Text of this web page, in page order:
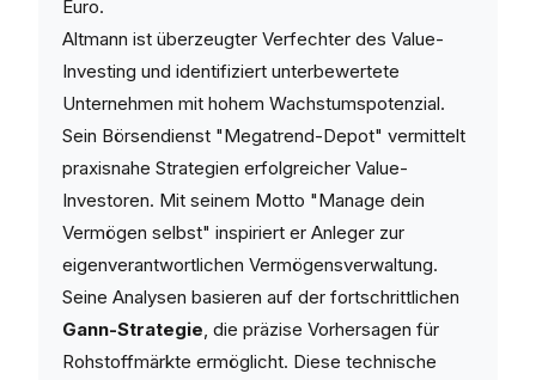
Euro.
Altmann ist überzeugter Verfechter des Value-
Investing und identifiziert unterbewertete
Unternehmen mit hohem Wachstumspotenzial.
Sein Börsendienst "Megatrend-Depot" vermittelt
praxisnahe Strategien erfolgreicher Value-
Investoren. Mit seinem Motto "Manage dein
Vermögen selbst" inspiriert er Anleger zur
eigenverantwortlichen Vermögensverwaltung.
Seine Analysen basieren auf der fortschrittlichen
Gann-Strategie , die präzise Vorhersagen für
Rohstoffmärkte ermöglicht. Diese technische